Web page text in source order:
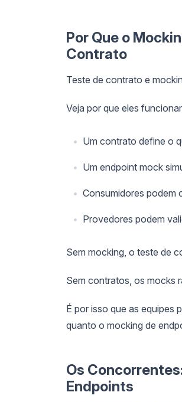
Por Que o
Contrato
Teste de contrato e
Veja por que eles
Um contrato define o
Um endpoint mock
Consumidores podem
Provedores podem
Sem mocking, o teste de
Sem contratos, os mocks
É por isso que as
quanto o mocking de
Os
Endpoints